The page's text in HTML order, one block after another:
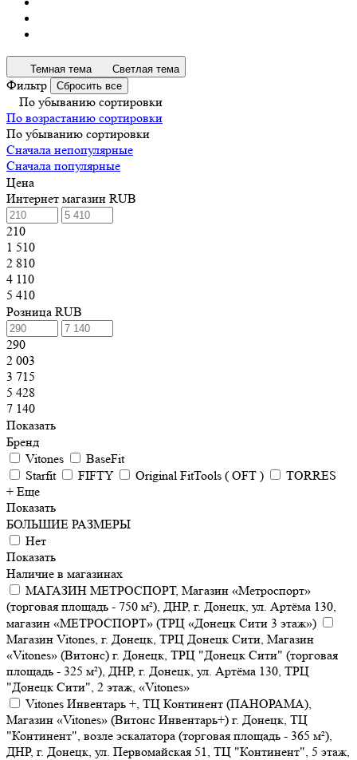
Темная тема Светлая тема
Фильтр Сбросить все
По убыванию сортировки
По возрастанию сортировки
По убыванию сортировки
Сначала непопулярные
Сначала популярные
Цена
Интернет магазин RUB
210
1 510
2 810
4 110
5 410
Розница RUB
290
2 003
3 715
5 428
7 140
Показать
Бренд
Vitones
BaseFit
Starfit
FIFTY Original FitTools ( OFT )
TORRES
+ Еще
Показать
БОЛЬШИЕ РАЗМЕРЫ
Нет
Показать
Наличие в магазинах
МАГАЗИН МЕТРОСПОРТ, Магазин «Метроспорт»
(торговая площадь - 750 м²), ДНР, г. Донецк, ул. Артёма 130,
магазин «МЕТРОСПОРТ» (ТРЦ «Донецк Сити 3 этаж»)
Магазин Vitones, г. Донецк, ТРЦ Донецк Сити, Магазин
«Vitones» (Витонс) г. Донецк, ТРЦ "Донецк Сити" (торговая
площадь - 325 м²), ДНР, г. Донецк, ул. Артёма 130, ТРЦ
"Донецк Сити", 2 этаж, «Vitones»
Vitones Инвентарь +, ТЦ Континент (ПАНОРАМА),
Магазин «Vitones» (Витонс Инвентарь+) г. Донецк, ТЦ
"Континент", возле эскалатора (торговая площадь - 365 м²),
ДНР, г. Донецк, ул. Первомайская 51, ТЦ "Континент", 5 этаж,